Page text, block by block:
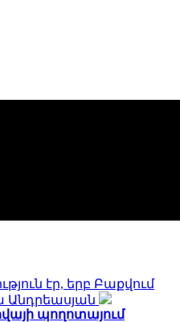
էր, երբ Բաքվում
Անդրեասյան
պողոտայում